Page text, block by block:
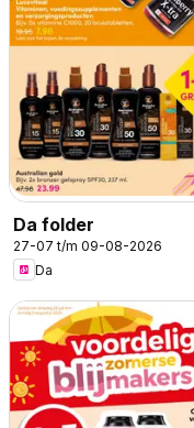
Da folder
27-07 t/m 09-08-2026
Da